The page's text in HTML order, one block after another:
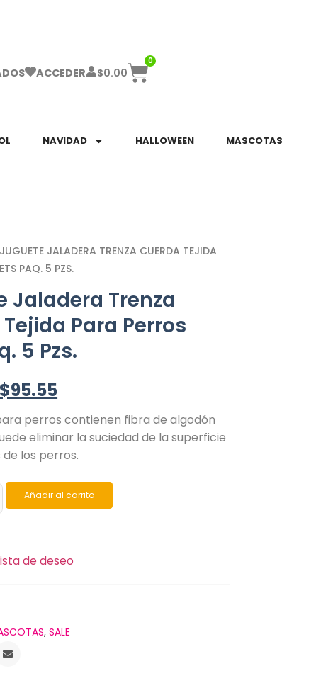
ACCEDER $0.00
0
NAVIDAD HALLOWEEN MASCOTAS
JALADERA TRENZA CUERDA TEJIDA
PAQ. 5 PZS.
Jaladera Trenza
Para Perros
5 Pzs.
$95.55
perros contienen fibra de algodón
eliminar la suciedad de la superficie
los perros.
Añadir al carrito
de deseo
,SALE